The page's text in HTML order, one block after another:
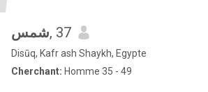
شمس, 37
Disūq, Kafr ash Shaykh, Egypte
Cherchant: Homme 35 - 49